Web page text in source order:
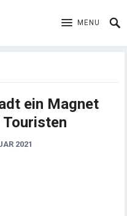
MENU
ein Magnet
2021